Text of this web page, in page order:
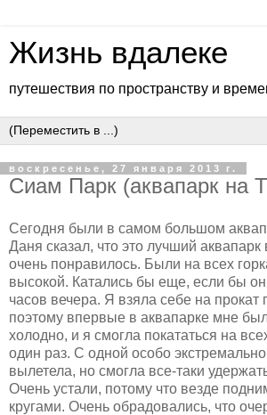
Жизнь вдалеке
путешествия по пространству и
воскресенье, 27 января 2013 г.
Сиам Парк (аквапарк на
Сегодня были в самом большом
Даня сказал, что это лучший
очень понравилось. Были на всех
высокой. Катались бы еще, если бы
часов вечера. Я взяла себе на прокат
поэтому впервые в аквапарке мне
холодно, и я смогла покататься на
один раз. С одной особо
вылетела, но смогла все-таки
Очень устали, потому что везде
кругами. Очень обрадовались, что